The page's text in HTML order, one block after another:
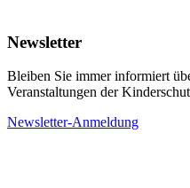
Newsletter
Bleiben Sie immer informiert
Veranstaltungen der
Newsletter-Anmeldung